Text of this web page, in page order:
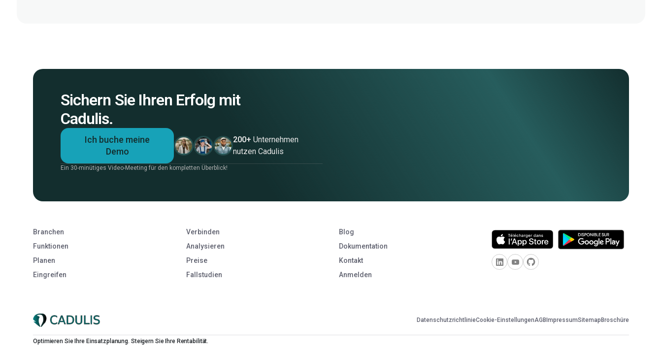
Sichern Sie Ihren Erfolg mit
Cadulis.
Ich buche meine
Demo
200+ Unternehmen
nutzen Cadulis
Ein 30-minütiges Video-Meeting für den kompletten Überblick!
Branchen
Funktionen
Planen
Eingreifen
Verbinden
Analysieren
Preise
Fallstudien
Blog
Dokumentation
Kontakt
Anmelden
DatenschutzrichtlinieCookie-EinstellungenAGB ImpressumSitemap Broschüre
Optimieren Sie Ihre Einsatzplanung. Steigern Sie Ihre Rentabilität.